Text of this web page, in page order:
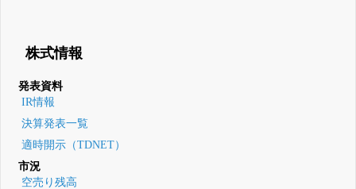
株式情報
発表資料
IR情報
決算発表一覧
適時開示（TDNET）
市況
空売り残高